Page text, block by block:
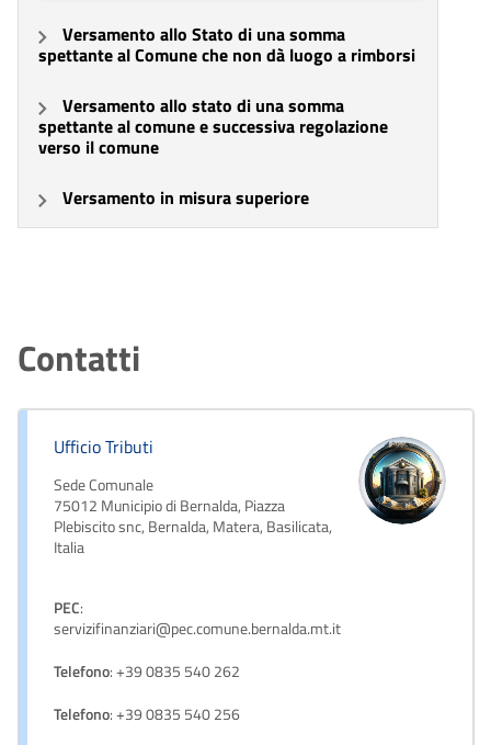
Versamento allo Stato di una somma
spettante al Comune che non dà luogo a rimborsi
Versamento allo stato di una somma
spettante al comune e successiva regolazione
verso il comune
Versamento in misura superiore
Contatti
Ufficio Tributi
Sede Comunale
75012 Municipio di Bernalda, Piazza
Plebiscito snc, Bernalda, Matera, Basilicata,
Italia
PEC:
servizifinanziari@pec.comune.bernalda.mt.it
Telefono: +39 0835 540 262
Telefono: +39 0835 540 256